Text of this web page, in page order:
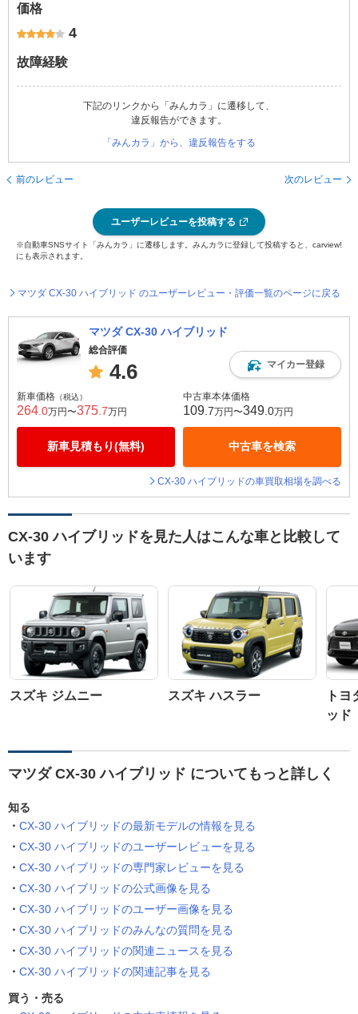
価格
4
故障経験
下記のリンクから「みんカラ」に遷移して、
違反報告ができます。
「みんカラ」から、違反報告をする
前のレビュー 次のレビュー
ユーザーレビューを投稿する
※自動車SNSサイト「みんカラ」に遷移します。みんカラに登録して投稿すると、carview!
にも表示されます。
マツダ CX-30 ハイブリッド のユーザーレビュー・評価一覧のページに戻る
マツダ CX-30 ハイブリッド
総合評価
4.6 マイカー登録
新車価格 （税込）
264 .0万円〜375 .7万円
新車見積もり(無料)
中古車本体価格
109 .7万円〜349 .0万円
中古車を検索
CX-30 ハイブリッドの車買取相場を調べる
CX-30 ハイブリッドを見た人はこんな車と比較して
います
スズキ ジムニー スズキ ハスラー
ト
ッド
マツダ CX-30 ハイブリッド についてもっと詳しく
知る
CX-30 ハイブリッドの最新モデルの情報を見る
CX-30 ハイブリッドのユーザーレビューを見る
CX-30 ハイブリッドの専門家レビューを見る
CX-30 ハイブリッドの公式画像を見る
CX-30 ハイブリッドのユーザー画像を見る
CX-30 ハイブリッドのみんなの質問を見る
CX-30 ハイブリッドの関連ニュースを見る
CX-30 ハイブリッドの関連記事を見る
買う・売る